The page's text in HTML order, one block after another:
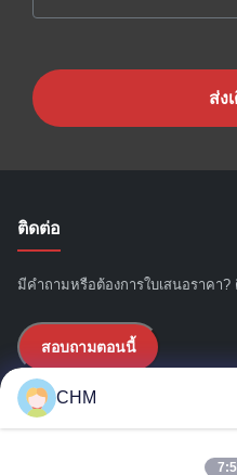
ส่ง
ติดต่อ
มีคำถามหรือต้องการใบเสนอราคา?
สอบถามตอนนี้
ลิงก์ด่วน
CHM